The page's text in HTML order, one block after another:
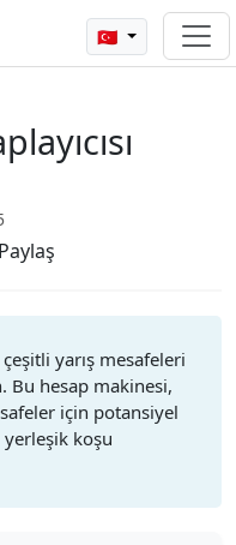
🇹🇷
Paylaş
yarış mesafeleri
Bu hesap makinesi,
için potansiyel
yerleşik koşu